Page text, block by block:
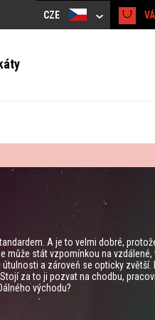
CZE
A je to velmi dobré,
může stát vzpomínkou na
a zároveň se opticky
za to ji pozvat na chodbu,
východu?